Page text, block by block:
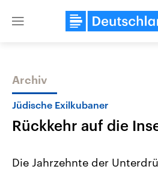
Close
Themen
Archiv
Jüdische Exilkubaner
Rückkehr auf die
Die Jahrzehnte der